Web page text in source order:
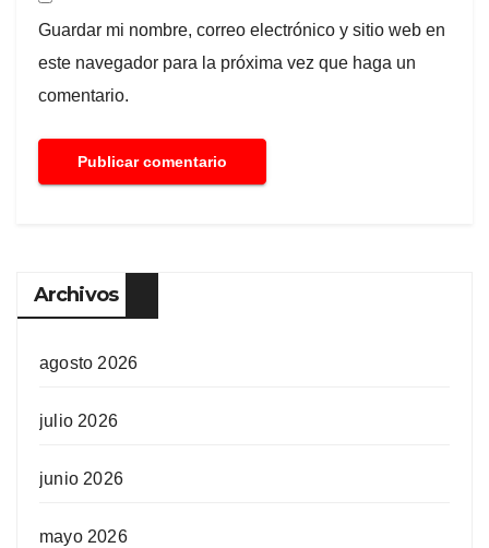
Guardar mi nombre, correo electrónico y sitio web en
este navegador para la próxima vez que haga un
comentario.
Archivos
agosto 2026
julio 2026
junio 2026
mayo 2026